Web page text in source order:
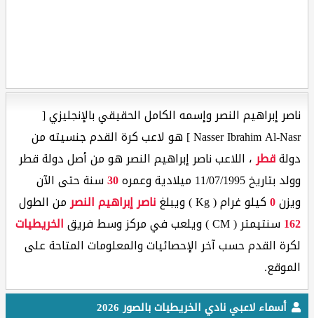
ناصر إبراهيم النصر وإسمه الكامل الحقيقي بالإنجليزي [
Nasser Ibrahim Al-Nasr ] هو لاعب كرة القدم جنسيته من
دولةقطر، اللاعب ناصر إبراهيم النصر هو من أصل دولة قطر
وولد بتاريخ 11/07/1995 ميلادية وعمره
30سنة حتى الآن
ويزن0كيلو غرام ( Kg ) ويبلغ ناصر إبراهيم النصرمن الطول
162سنتيمتر ( CM ) ويلعب في مركز وسط فريق
الخريطيات
لكرة القدم حسب آخر الإحصائيات والمعلومات المتاحة على
الموقع.
أسماء لاعبي نادي الخريطيات بالصور 2026